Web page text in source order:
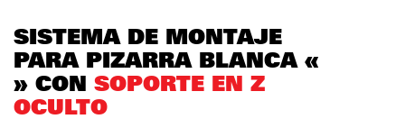
SISTEMA DE MONTAJE
PARA PIZARRA BLANCA «
» CON SOPORTE EN Z
OCULTO